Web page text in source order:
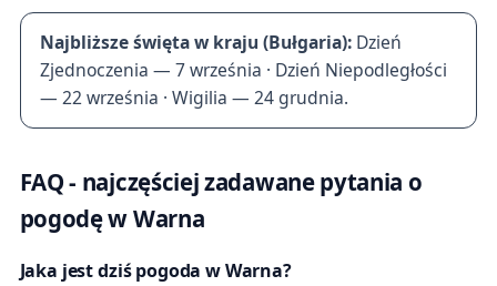
Najbliższe święta w kraju (Bułgaria): Dzień
Zjednoczenia — 7 września · Dzień Niepodległości
— 22 września · Wigilia — 24 grudnia.
FAQ - najczęściej zadawane pytania o
pogodę w Warna
Jaka jest dziś pogoda w Warna?